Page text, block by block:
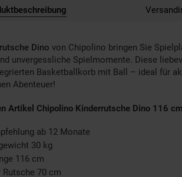
Dino von Chipolino bringen Sie
unvergessliche Spielmomente. Diese
Basketballkorb mit Ball – ideal für
Abenteuer!
Artikel Chipolino Kinderrutsche Dino 116
ab 12 Monate
30 kg
116 cm
Rutsche 70 cm